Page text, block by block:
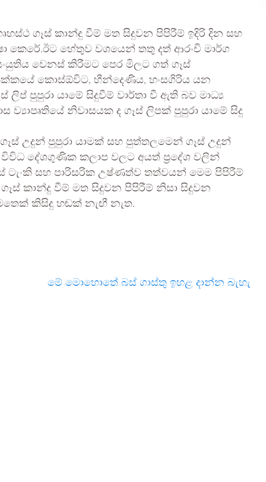
ගෑස් කාන්දු වීම් මත සිදුවන පිපිරීම් ඉදිරි දින සහ
කෙරේ.ඊට හේතුව වශයෙන් තතු දත් ආරංචි මාර්ග
වෙනස් කිරීමට පෙර මිලට ගත් ගෑස්
කොස්ඕවිට, හීන්දෙණිය, හංසගිරිය යන
ලිප් පුපුරා යාමේ සිදුවීම් වාර්තා වී ඇති බව මාධ්‍ය
නිවාසයක ද ගෑස් ලිපක් පුපුරා යාමේ සිදු
උදුන් පුපුරා යාමක් සහ පුත්තලමෙන් ගෑස් උදුන්
විවිධ දේශගුණික කලාප වලට අයත් ප්‍රදේශ වලින්
ටැංකි සහ පාරිසරික උෂ්ණත්ව තත්වයන් මෙම පිපිරීම්
කාන්දු වීම් මත සිදුවන පිපිරීම් නිසා සිදුවන
කිසිදු හඬක් නැඟී නැත.
මේ මොහොතේ බස් ගාස්තු ඉහළ දාන්න බැහැ